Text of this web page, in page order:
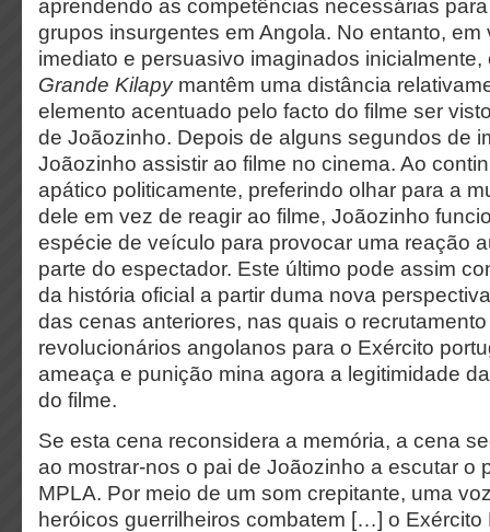
aprendendo as competências necessárias
grupos insurgentes em Angola. No entanto, em
imediato e persuasivo imaginados inicialmente,
Grande Kilapymantêm uma distância
elemento acentuado pelo facto do filme ser
de Joãozinho. Depois de alguns segundos de
Joãozinho assistir ao filme no cinema. Ao
apático politicamente, preferindo olhar para a
dele em vez de reagir ao filme, Joãozinho
espécie de veículo para provocar uma reação
parte do espectador. Este último pode assim
da história oficial a partir duma nova
das cenas anteriores, nas quais o
revolucionários angolanos para o Exército
ameaça e punição mina agora a legitimidade
do filme.
Se esta cena reconsidera a memória, a cena
ao mostrar-nos o pai de Joãozinho a escutar o
MPLA. Por meio de um som crepitante, uma
heróicos guerrilheiros combatem […] o Exército